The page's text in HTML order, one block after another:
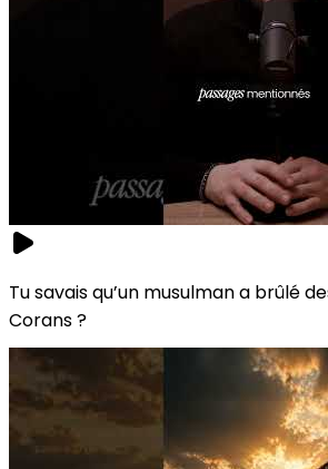
Tu savais qu’un musulman a brûlé
Corans ?